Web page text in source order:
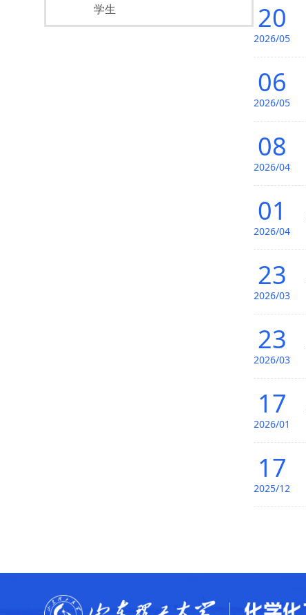
学生 20
2026/05
06
2026/05
08
2026/04
01
2026/04
23
2026/03
23
2026/03
17
2026/01
17
2025/12